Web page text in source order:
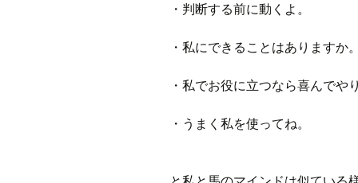
・判断する前に動くよ。
・私にできることはありますか。
・私でお役に立つなら喜んでや
・うまく私を使ってね。